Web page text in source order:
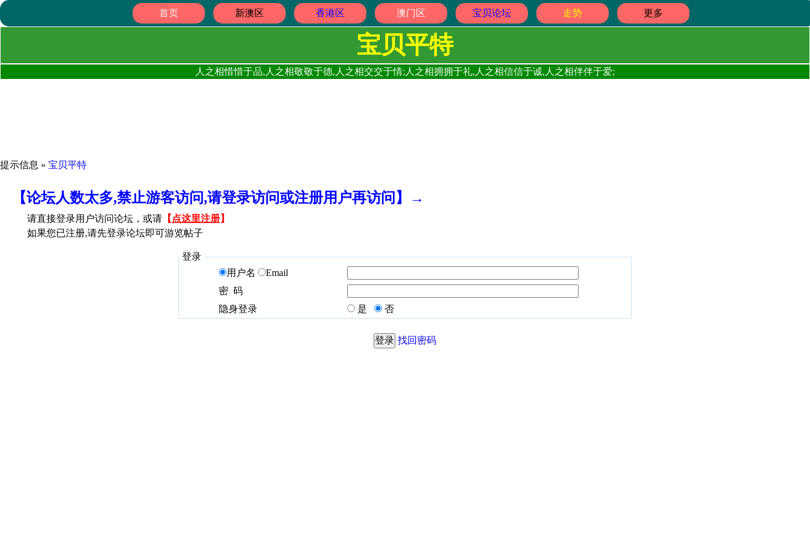
首页 新澳区 香港区 澳门区 宝贝论坛 走势 更多
宝贝平特
人之相惜惜于品,人之相敬敬于德,人之相交交于情;人之相拥拥于礼,人之相信信于诚,人之相伴伴于爱;
提示信息 » 宝贝平特
【论坛人数太多,禁止游客访问,请登录访问或注册用户再访问】→
请直接登录用户访问论坛，或请 【 点这里注册】
如果您已注册,请先登录论坛即可游览帖子
登录
用户名
Email
密 码
隐身登录
是 否
找回密码